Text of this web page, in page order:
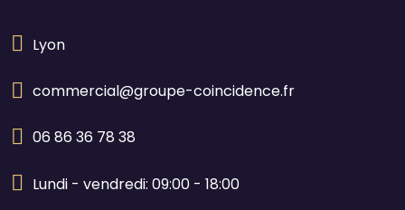
Lyon
commercial@groupe-coincidence.fr
06 86 36 78 38
Lundi - vendredi: 09:00 - 18:00